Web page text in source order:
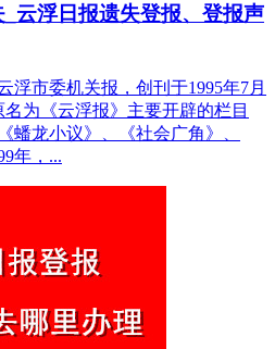
云浮日报遗失登报、登报声
浮市委机关报，创刊于1995年7月
为《云浮报》主要开辟的栏目
蟠龙小议》、《社会广角》、
年，...